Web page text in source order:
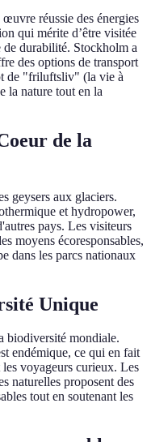
réussie des énergies
qui mérite d’être visitée
durabilité. Stockholm a
des options de transport
de "friluftsliv" (la vie à
la nature tout en la
de la
geysers aux glaciers.
et hydropower,
pays. Les visiteurs
moyens écoresponsables,
dans les parcs nationaux
Unique
biodiversité mondiale.
endémique, ce qui en fait
voyageurs curieux. Les
naturelles proposent des
tout en soutenant les